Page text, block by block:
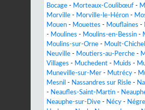
Bocage - Morteaux-Coulibœuf -
Morville - Morville-le-Héron -
Mouen - Mouettes - Mouflaines -
- Moulines - Moulins-en-Bessin -
Moulins-sur-Orne - Moult-
Neuville - Moutiers-au-Perche -
Villages - Muchedent - Muids -
Muneville-sur-Mer - Mutrécy -
Mesnil - Nassandres sur Risle -
- Neaufles-Saint-Martin -
Neauphe-sur-Dive - Nécy -